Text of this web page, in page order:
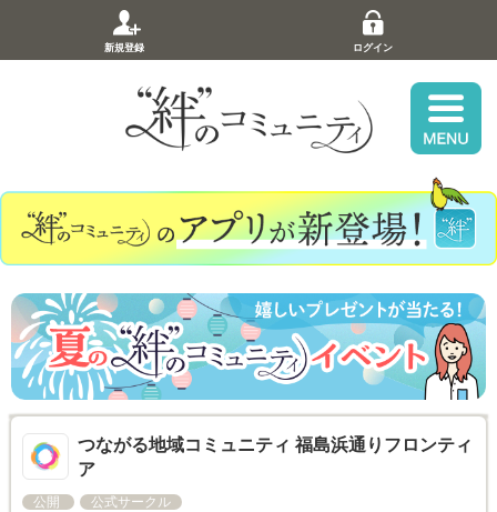
新規登録 ログイン
つながる地域コミュニティ 福島浜通りフロンティ
ア
公開 公式サークル